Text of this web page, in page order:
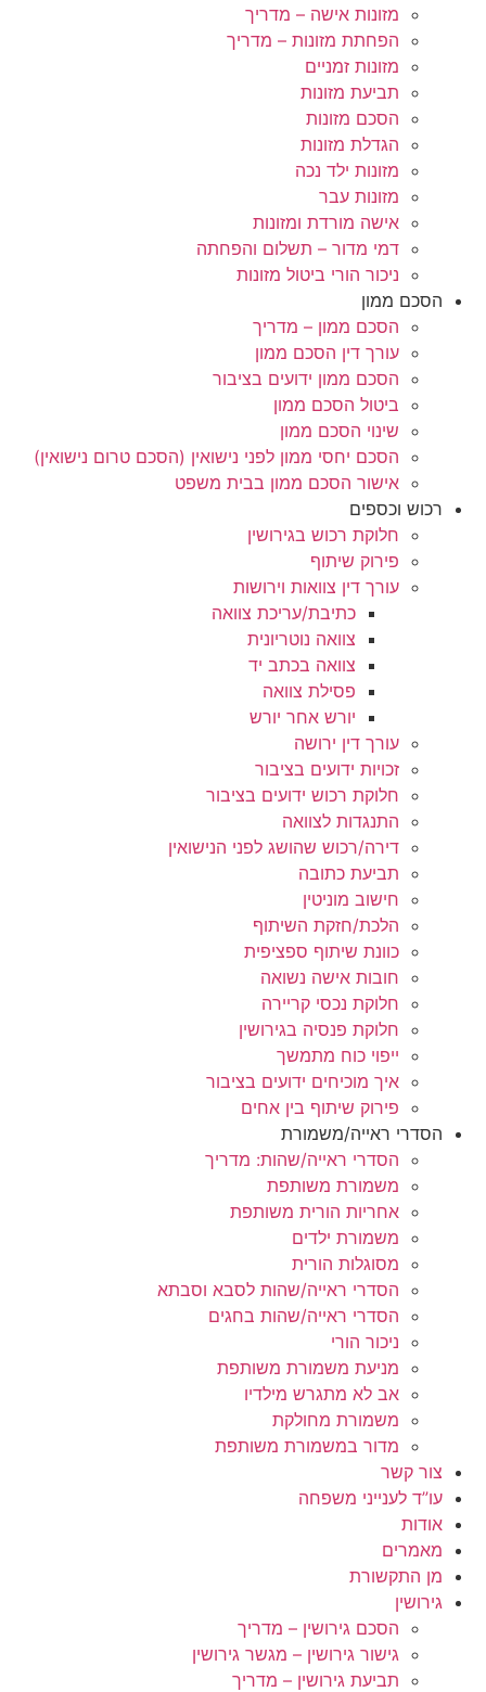
מזונות אישה – מדריך
הפחתת מזונות – מדריך
מזונות זמניים
תביעת מזונות
הסכם מזונות
הגדלת מזונות
מזונות ילד נכה
מזונות עבר
אישה מורדת ומזונות
דמי מדור – תשלום והפחתה
ניכור הורי ביטול מזונות
הסכם ממון
הסכם ממון – מדריך
עורך דין הסכם ממון
הסכם ממון ידועים בציבור
ביטול הסכם ממון
שינוי הסכם ממון
הסכם יחסי ממון לפני נישואין (הסכם טרום נישואין)
אישור הסכם ממון בבית משפט
רכוש וכספים
חלוקת רכוש בגירושין
פירוק שיתוף
עורך דין צוואות וירושות
כתיבת/עריכת צוואה
צוואה נוטריונית
צוואה בכתב יד
פסילת צוואה
יורש אחר יורש
עורך דין ירושה
זכויות ידועים בציבור
חלוקת רכוש ידועים בציבור
התנגדות לצוואה
דירה/רכוש שהושג לפני הנישואין
תביעת כתובה
חישוב מוניטין
הלכת/חזקת השיתוף
כוונת שיתוף ספציפית
חובות אישה נשואה
חלוקת נכסי קריירה
חלוקת פנסיה בגירושין
ייפוי כוח מתמשך
איך מוכיחים ידועים בציבור
פירוק שיתוף בין אחים
הסדרי ראייה/משמורת
הסדרי ראייה/שהות: מדריך
משמורת משותפת
אחריות הורית משותפת
משמורת ילדים
מסוגלות הורית
הסדרי ראייה/שהות לסבא וסבתא
הסדרי ראייה/שהות בחגים
ניכור הורי
מניעת משמורת משותפת
אב לא מתגרש מילדיו
משמורת מחולקת
מדור במשמורת משותפת
צור קשר
עו”ד לענייני משפחה
אודות
מאמרים
מן התקשורת
גירושין
הסכם גירושין – מדריך
גישור גירושין – מגשר גירושין
תביעת גירושין – מדריך